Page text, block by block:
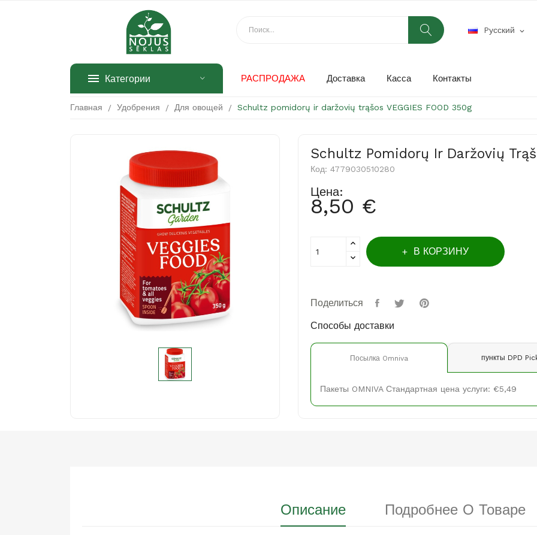
Pусский expand_more
Категории РАСПРОДАЖА Доставка Касса Контакты
Главная Удобрения Для овощей Schultz pomidorų ir daržovių trąšos VEGGIES FOOD 350g
Schultz Pomidorų Ir Daržovių
Код: 4779030510280
Цена:
8,50 €
В КОРЗИНУ
Поделиться
Способы доставки
Посылка Omniva пункты DPD
Пакеты OMNIVA Стандартная цена услуги: €5,49
Описание Подробнее О Товаре